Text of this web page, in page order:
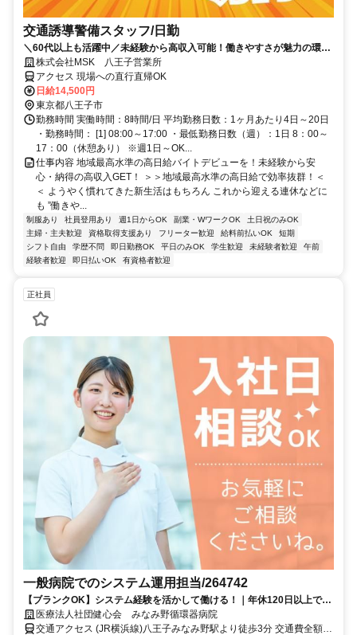
交通誘導警備スタッフ/日勤
＼60代以上も活躍中／未経験から高収入可能！働きやすさが魅力の環境
で警備員デビューをしませんか！【月収29万円可能！日払いもOK！】
勤務3日前迄シフト申請が可能です！週1日～・短期もOK！あなたのラ
イフスタイルに合わせてお仕事しませんか！未経験者大歓迎！年代幅広
く活躍しています。
株式会社MSK 八王子営業所
アクセス 現場への直行直帰OK
日給14,500円
東京都八王子市
勤務時間 実働時間：8時間/日 平均勤務日数：1ヶ月あたり4日～20日
・勤務時間： [1] 08:00～17:00 ・最低勤務日数（週）：1日 8：00～
17：00（休憩あり） ※週1日～OK...
仕事内容 地域最高水準の高日給バイトデビューを！未経験から安
心・納得の高収入GET！ ＞＞地域最高水準の高日給で効率抜群！＜
＜ ようやく慣れてきた新生活はもちろん これから迎える連休などに
も ”働きや...
制服あり 社員登用あり 週1日からOK 副業・WワークOK
土日祝のみOK
主婦・主夫歓迎
資格取得支援あり フリーター歓迎 給料前払いOK
短期
シフト自由
学歴不問 即日勤務OK 平日のみOK 学生歓迎 未経験者歓迎
午前
経験者歓迎
即日払いOK 有資格者歓迎
正社員
一般病院でのシステム運用担当/264742
【ブランクOK】システム経験を活かして働ける！｜年休120日以上で充
実 医療法人社団健心会 みなみ野循環器病院
交通アクセス (JR横浜線)八王子みなみ野駅より徒歩3分 交通費全額支